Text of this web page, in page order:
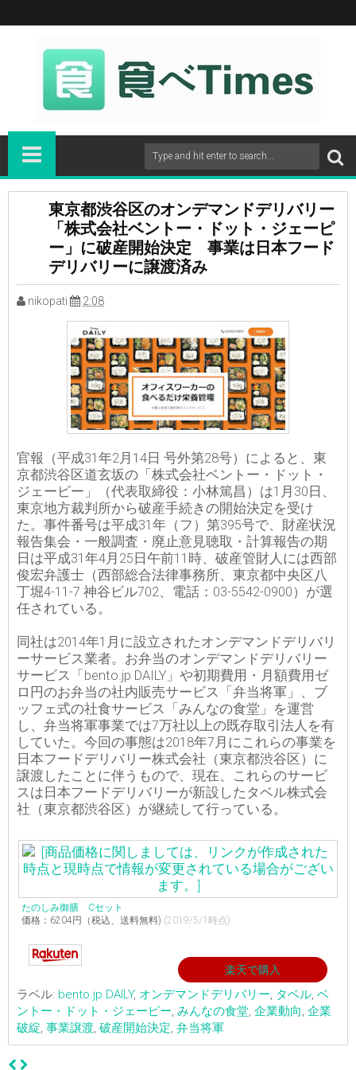
東京都渋谷区のオンデマンドデリバリー
「株式会社ベントー・ドット・ジェーピ
ー」に破産開始決定 事業は日本フード
デリバリーに譲渡済み
nikopati 2:08
官報（平成31年2月14日 号外第28号）によると、東
京都渋谷区道玄坂の「株式会社ベントー・ドット・
ジェーピー」（代表取締役：小林篤昌）は1月30日、
東京地方裁判所から破産手続きの開始決定を受け
た。事件番号は平成31年（フ）第395号で、財産状況
報告集会・一般調査・廃止意見聴取・計算報告の期
日は平成31年4月25日午前11時、破産管財人には西部
俊宏弁護士（西部総合法律事務所、東京都中央区八
丁堀4-11-7 神谷ビル702、電話：03-5542-0900）が選
任されている。
同社は2014年1月に設立されたオンデマンドデリバリ
ーサービス業者。お弁当のオンデマンドデリバリー
サービス「bento.jp DAILY」や初期費用・月額費用ゼ
ロ円のお弁当の社内販売サービス「弁当将軍」、ブ
ッフェ式の社食サービス「みんなの食堂」を運営
し、弁当将軍事業では7万社以上の既存取引法人を有
していた。今回の事態は2018年7月にこれらの事業を
日本フードデリバリー株式会社（東京都渋谷区）に
譲渡したことに伴うもので、現在、これらのサービ
スは日本フードデリバリーが新設したタベル株式会
社（東京都渋谷区）が継続して行っている。
たのしみ御膳 Cセット
価格：6204円（税込、送料無料) (2019/5/1時点)
楽天で購入
ラベル: bento.jp DAILY, オンデマンドデリバリー, タベル, ベ
ントー・ドット・ジェーピー, みんなの食堂, 企業動向, 企業
破綻, 事業譲渡, 破産開始決定, 弁当将軍